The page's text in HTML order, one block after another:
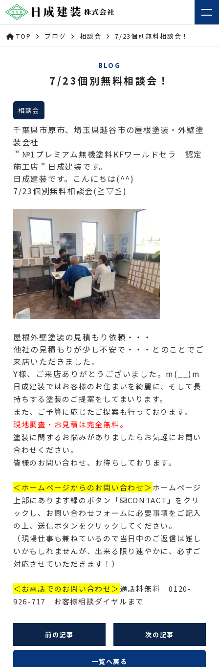
TOP ブログ 相談会 7/23個別無料相談会！
BLOG
7/23個別無料相談会！
相談会
千葉県市原市、埼玉県越谷市の屋根塗装・外壁塗
装会社
＂№1プレミアム無機塗料KFワールドセラ 認定
施工店＂日成建装です。
日成建装です。こんにちは(^^)
7/23個別無料相談会(≧▽≦)
屋根外壁塗装の見積もり依頼・・・
他社の見積もりが少し不安で・・・とのことでご
来店いただきました。
Y様、ご来店ありがとうございました。m(__)m
日成建装ではお客様のお住まいを綺麗に、そして長
持ちする塗装のご提案をしてまいります。
また、ご予算に応じたご提案も行っております。
現地調査・お見積は完全無料。
塗装に関するお悩みがありましたらお気軽にお問い
合わせください。
皆様のお問い合わせ、お待ちしております。
＜ホームページからのお問い合わせ＞ホームページ
上部にあります緑のボタン「✉CONTACT」をクリ
ックし、お問い合わせフォームに必要事項をご記入
の上、送信ボタンをクリックしてください。
（現場仕事も兼ねているので当日中のご返信は難し
いかもしれませんが、出来る限り速やかに、必ずご
対応させていただきます！）
＜お電話でのお問い合わせ＞通話料無料 0120-
926-717 お客様相談ダイヤルまで
前の記事 次の記事
一覧へ戻る